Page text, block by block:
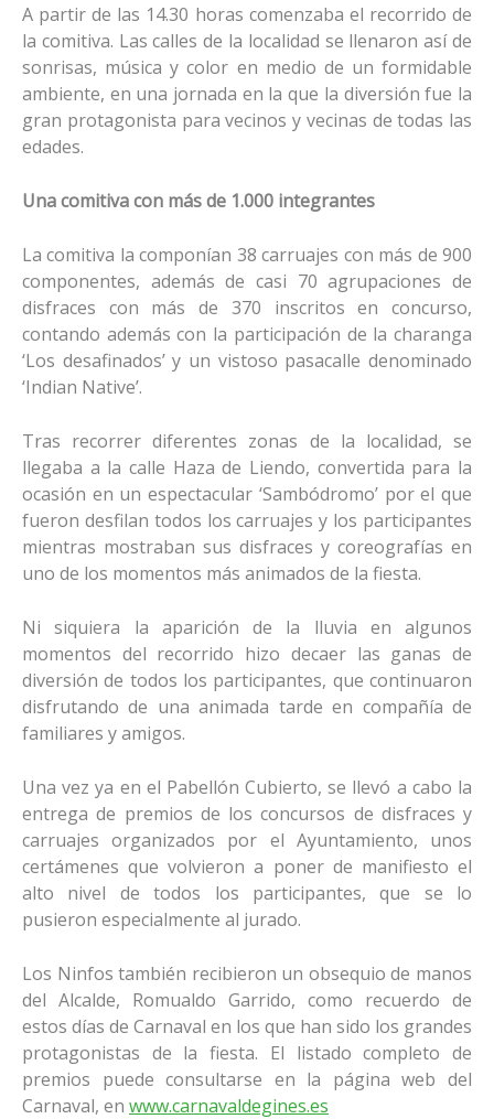
A partir de las 14.30 horas comenzaba el recorrido de
la comitiva. Las calles de la localidad se llenaron así de
sonrisas, música y color en medio de un formidable
ambiente, en una jornada en la que la diversión fue la
gran protagonista para vecinos y vecinas de todas las
edades.
Una comitiva con más de 1.000 integrantes
La comitiva la componían 38 carruajes con más de 900
componentes, además de casi 70 agrupaciones de
disfraces con más de 370 inscritos en concurso,
contando además con la participación de la charanga
‘Los desafinados’ y un vistoso pasacalle denominado
‘Indian Native’.
Tras recorrer diferentes zonas de la localidad, se
llegaba a la calle Haza de Liendo, convertida para la
ocasión en un espectacular ‘Sambódromo’ por el que
fueron desfilan todos los carruajes y los participantes
mientras mostraban sus disfraces y coreografías en
uno de los momentos más animados de la fiesta.
Ni siquiera la aparición de la lluvia en algunos
momentos del recorrido hizo decaer las ganas de
diversión de todos los participantes, que continuaron
disfrutando de una animada tarde en compañía de
familiares y amigos.
Una vez ya en el Pabellón Cubierto, se llevó a cabo la
entrega de premios de los concursos de disfraces y
carruajes organizados por el Ayuntamiento, unos
certámenes que volvieron a poner de manifiesto el
alto nivel de todos los participantes, que se lo
pusieron especialmente al jurado.
Los Ninfos también recibieron un obsequio de manos
del Alcalde, Romualdo Garrido, como recuerdo de
estos días de Carnaval en los que han sido los grandes
protagonistas de la fiesta. El listado completo de
premios puede consultarse en la página web del
Carnaval, en www.carnavaldegines.es